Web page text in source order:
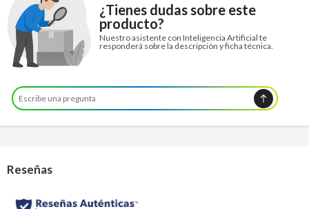
¿Tienes dudas sobre este
producto?
Nuestro asistente con Inteligencia Artificial te
responderá sobre la descripción y ficha técnica.